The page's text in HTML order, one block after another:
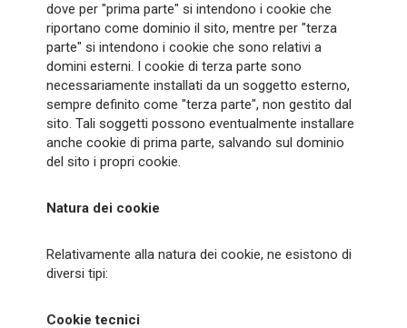
dove per "prima parte" si intendono i cookie che
riportano come dominio il sito, mentre per "terza
parte" si intendono i cookie che sono relativi a
domini esterni. I cookie di terza parte sono
necessariamente installati da un soggetto esterno,
sempre definito come "terza parte", non gestito dal
sito. Tali soggetti possono eventualmente installare
anche cookie di prima parte, salvando sul dominio
del sito i propri cookie.
Natura dei cookie
Relativamente alla natura dei cookie, ne esistono di
diversi tipi:
Cookie tecnici